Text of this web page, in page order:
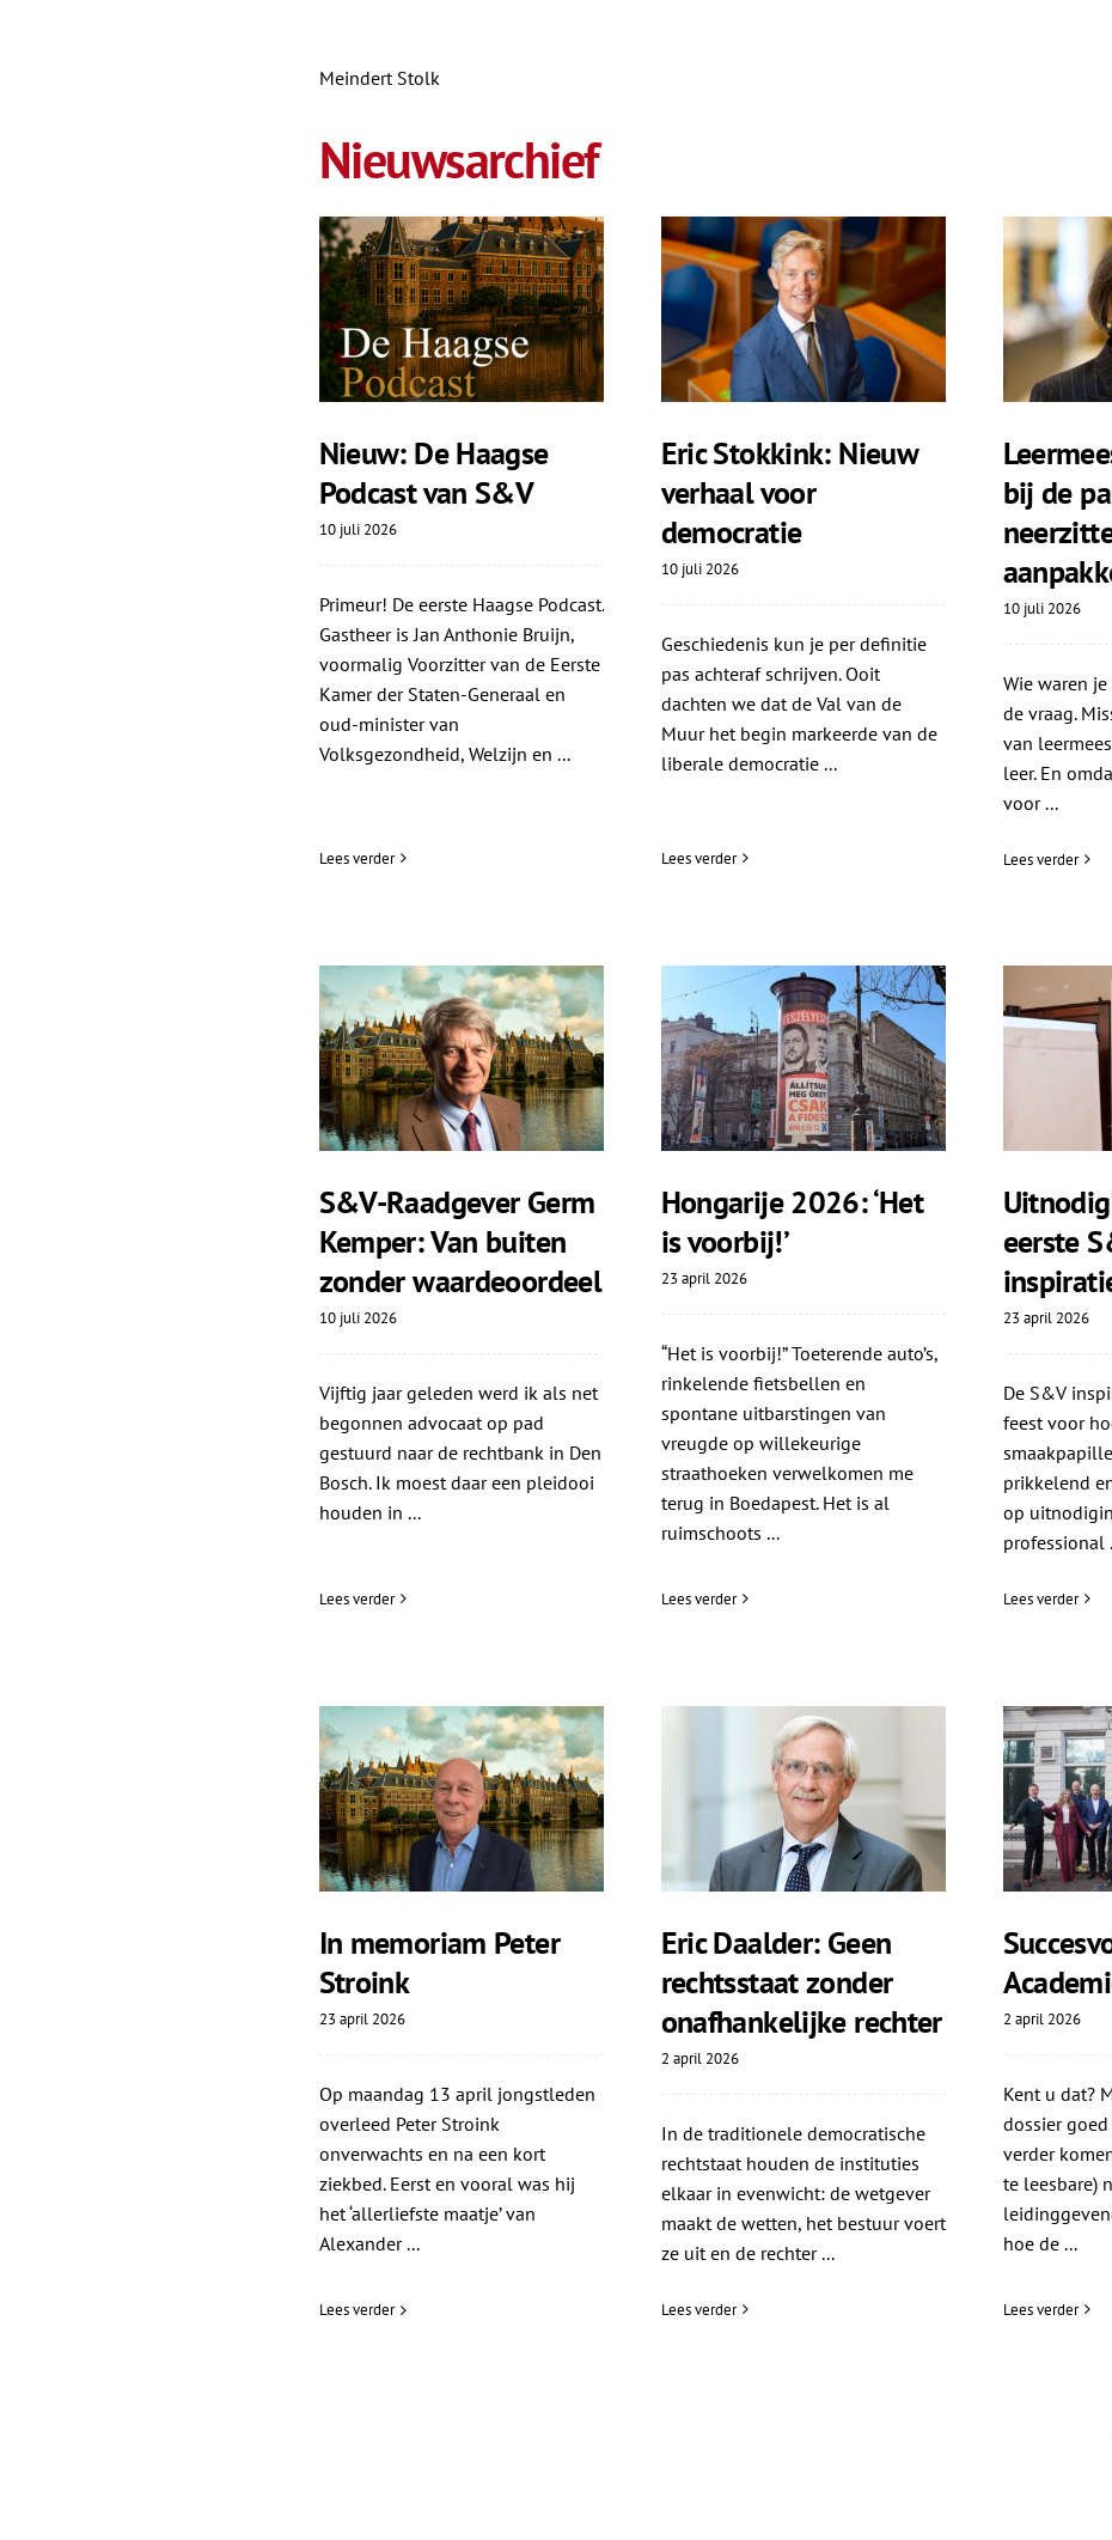
Meindert Stolk
Nieuwsarchief
Nieuw: De Haagse
Podcast van S&V
10 juli 2026
Primeur! De eerste Haagse Podcast.
Gastheer is Jan Anthonie Bruijn,
voormalig Voorzitter van de Eerste
Kamer der Staten-Generaal en
oud-minister van
Volksgezondheid, Welzijn en ...
Lees verder
Eric Stokkink: Nieuw
verhaal voor
democratie
10 juli 2026
Geschiedenis kun je per definitie
pas achteraf schrijven. Ooit
dachten we dat de Val van de
Muur het begin markeerde van de
liberale democratie ...
Lees verder
bij de
10 juli 2026
Wie waren
de vraag.
van
leer. En
voor ...
Lees verder
S&V-Raadgever Germ
Kemper: Van buiten
zonder waardeoordeel
10 juli 2026
Vijftig jaar geleden werd ik als net
begonnen advocaat op pad
gestuurd naar de rechtbank in Den
Bosch. Ik moest daar een pleidooi
houden in ...
Lees verder
Hongarije 2026: ‘Het
is voorbij!’
23 april 2026
“Het is voorbij!” Toeterende auto’s,
rinkelende fietsbellen en
spontane uitbarstingen van
vreugde op willekeurige
straathoeken verwelkomen me
terug in Boedapest. Het is al
ruimschoots ...
Lees verder
eerste
23 april 2026
De S&V
feest voor
prikkelend
op
professional
Lees verder
In memoriam Peter
Stroink
23 april 2026
Op maandag 13 april jongstleden
overleed Peter Stroink
onverwachts en na een kort
ziekbed. Eerst en vooral was hij
het ‘allerliefste maatje’ van
Alexander ...
Lees verder
Eric Daalder: Geen
rechtsstaat zonder
onafhankelijke rechter
2 april 2026
In de traditionele democratische
rechtstaat houden de instituties
elkaar in evenwicht: de wetgever
maakt de wetten, het bestuur voert
ze uit en de rechter ...
Lees verder
2 april 2026
Kent u dat?
dossier
verder
te leesbare)
hoe de ...
Lees verder